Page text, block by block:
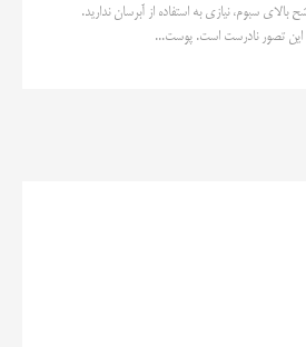
بالای سبوم، نیازی به استفاده از آبرسان ندارید.
این تصور نادرست است. پوست...